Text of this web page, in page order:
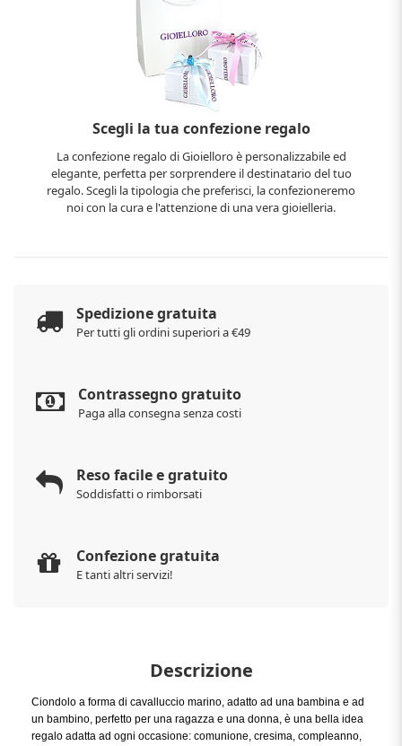
Scegli la tua confezione regalo
La confezione regalo di Gioielloro è personalizzabile ed
elegante, perfetta per sorprendere il destinatario del tuo
regalo. Scegli la tipologia che preferisci, la confezioneremo
noi con la cura e l'attenzione di una vera gioielleria.
Spedizione gratuita
Per tutti gli ordini superiori a €49
Contrassegno gratuito
Paga alla consegna senza costi
Reso facile e gratuito
Soddisfatti o rimborsati
Confezione gratuita
E tanti altri servizi!
Descrizione
Ciondolo a forma di cavalluccio marino, adatto ad una bambina e ad
un bambino, perfetto per una ragazza e una donna, è una bella idea
regalo adatta ad ogni occasione: comunione, cresima, compleanno,